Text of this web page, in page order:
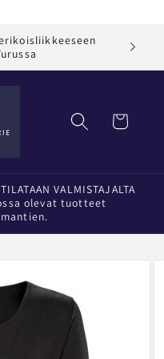
Ostoskori
VALMISTAJALTA
olevat tuotteet